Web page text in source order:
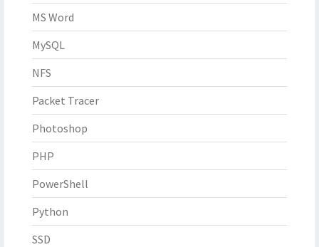
MS Word
MySQL
NFS
Packet Tracer
Photoshop
PHP
PowerShell
Python
SSD